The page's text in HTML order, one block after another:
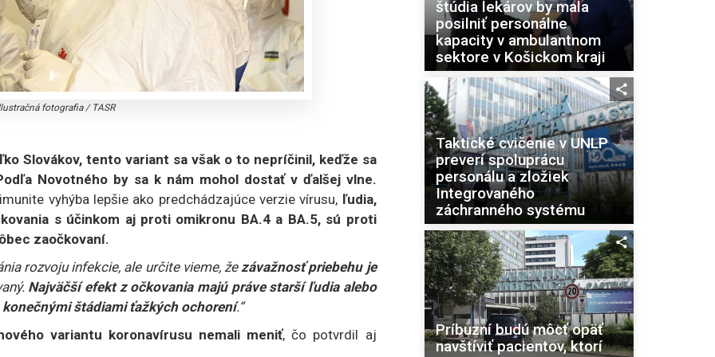
fotografia/ TASR
Slovákov, tento variant sa však o to nepríčinil, keďže sa
Novotného by sa k nám mohol dostať v ďalšej vlne.
vyhýba lepšie ako predchádzajúce verzie vírusu, ľudia,
s účinkom aj proti omikronu BA.4 a BA.5, sú proti
zaočkovaní.
rozvoju infekcie, ale určite vieme, že závažnosť priebehu je
Najväčší efekt z očkovania majú práve starší ľudia alebo
štádiami ťažkých ochorení.“
variantu koronavírusu nemali meniť, čo potvrdil aj
štúdia lekárov by mala
posilniť personálne
kapacity v ambulantnom
sektore v Košickom kraji
Taktické cvičenie v UNLP
preverí spoluprácu
personálu a zložiek
Integrovaného
záchranného systému
Príbuzní budú môcť opäť
navštíviť pacientov, ktorí